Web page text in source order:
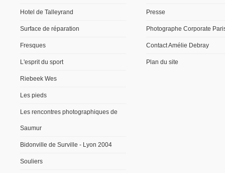
Hotel de Talleyrand
Surface de réparation
Fresques
L'esprit du sport
Riebeek Wes
Les pieds
Les rencontres photographiques de
Saumur
Bidonville de Surville - Lyon 2004
Souliers
Presse
Photographe Corporate
Contact Amélie Debray
Plan du site